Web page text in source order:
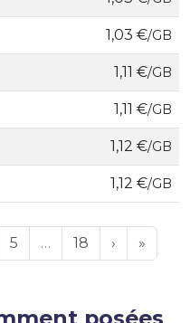
1,03 €/GB
1,11 €/GB
1,11 €/GB
1,12 €/GB
1,12 €/GB
5 … 18 › »